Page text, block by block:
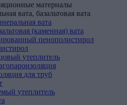
материалы
вата, базальтовая вата
вата
(каменная) вата
пенополистирол
утеплитель
для труб
утеплитель